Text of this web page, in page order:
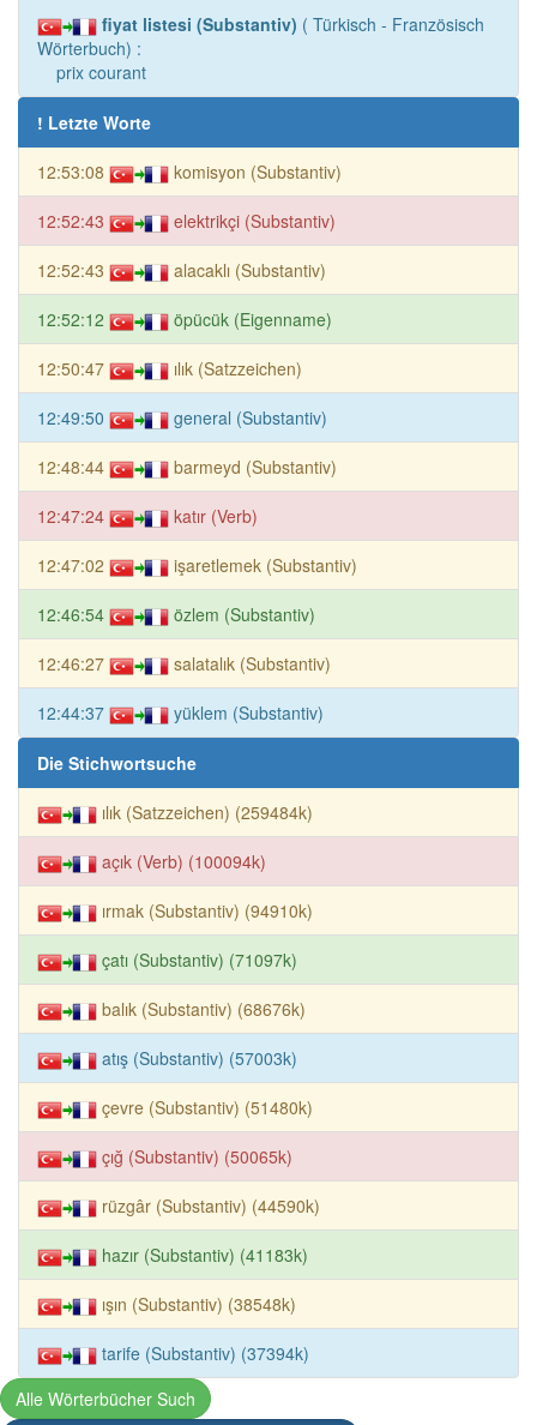
fiyat listesi (Substantiv) ( Türkisch - Französisch
Wörterbuch) :
prix courant
! Letzte Worte
12:53:08 komisyon (Substantiv)
12:52:43 elektrikçi (Substantiv)
12:52:43 alacaklı (Substantiv)
12:52:12 öpücük (Eigenname)
12:50:47 ılık (Satzzeichen)
12:49:50 general (Substantiv)
12:48:44 barmeyd (Substantiv)
12:47:24 katır (Verb)
12:47:02 işaretlemek (Substantiv)
12:46:54 özlem (Substantiv)
12:46:27 salatalık (Substantiv)
12:44:37 yüklem (Substantiv)
Die Stichwortsuche
ılık (Satzzeichen) (259484k)
açık (Verb) (100094k)
ırmak (Substantiv) (94910k)
çatı (Substantiv) (71097k)
balık (Substantiv) (68676k)
atış (Substantiv) (57003k)
çevre (Substantiv) (51480k)
çığ (Substantiv) (50065k)
rüzgâr (Substantiv) (44590k)
hazır (Substantiv) (41183k)
ışın (Substantiv) (38548k)
tarife (Substantiv) (37394k)
Alle Wörterbücher Such